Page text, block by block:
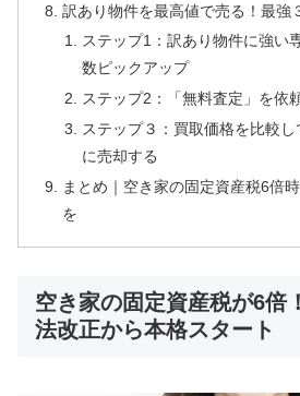
訳あり物件を最高値で売る！最強
ステップ1：訳あり物件に強い
数ピックアップ
ステップ2：「無料査定」を依
ステップ３：買取価格を比較
に売却する
まとめ｜空き家の固定資産税6倍
を
空き家の固定資産税が6倍
法改正から本格スタート